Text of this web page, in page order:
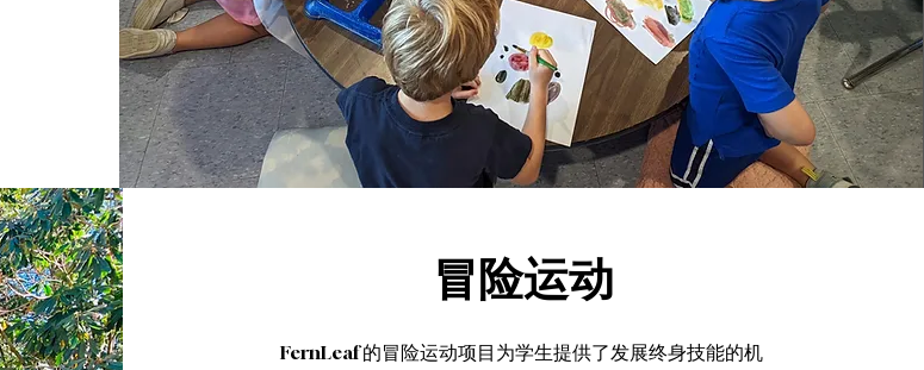
冒险运动
FernLeaf 的冒险运动项目为学生提供了发展终身技能的机